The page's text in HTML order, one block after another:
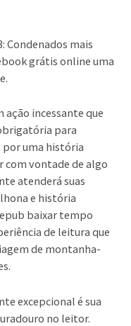
Condenados mais
grátis online uma
ação incessante que
para
por uma história
com vontade de algo
atenderá suas
e história
baixar tempo
de leitura que
de montanha-
excepcional é sua
no leitor.